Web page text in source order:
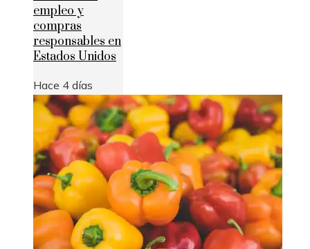
empleo y
compras
responsables en
Estados Unidos
Hace 4 días